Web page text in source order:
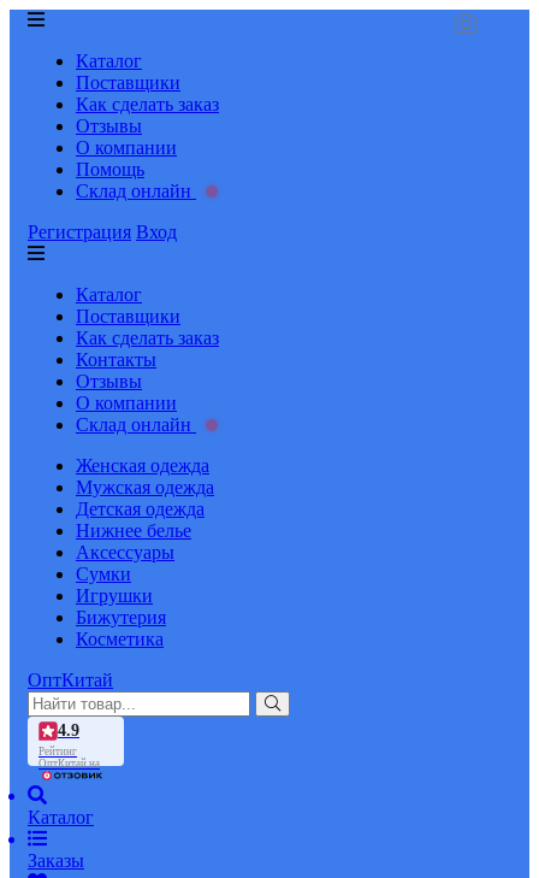
Каталог
Поставщики
Как сделать заказ
Отзывы
О компании
Помощь
Склад онлайн
Регистрация Вход
Каталог
Поставщики
Как сделать заказ
Контакты
Отзывы
О компании
Склад онлайн
Женская одежда
Мужская одежда
Детская одежда
Нижнее белье
Аксессуары
Сумки
Игрушки
Бижутерия
Косметика
ОптКитай
4.9
Рейтинг
ОптКитай на
Каталог
Заказы